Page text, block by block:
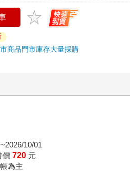
商品門市庫存大量採購
10/01
價 720 元
為主